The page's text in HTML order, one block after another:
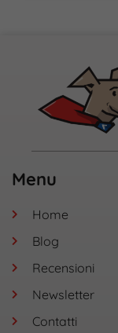
Menu
Home
Blog
Recensioni
Newsletter
Contatti